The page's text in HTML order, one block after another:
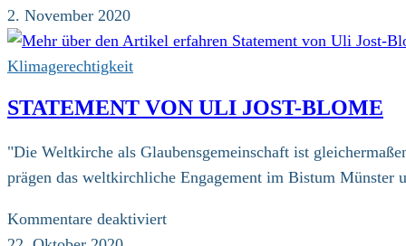
mit
2. November 2020
Klimagerechtigkeit
STATEMENT VON ULI JOST-BLOME
"Die Weltkirche als Glaubensgemeinschaft ist
prägen das weltkirchliche Engagement im Bistum Münster
Kommentare deaktiviertfür